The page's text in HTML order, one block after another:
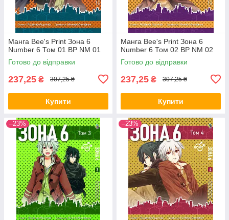
Манга Bee's Print Зона 6
Number 6 Том 01 ВР NM 01
Готово до відправки
237,25 ₴ 307,25 ₴
Купити
Манга Bee's Print Зона 6
Number 6 Том 02 ВР NM 02
Готово до відправки
237,25 ₴ 307,25 ₴
Купити
–23% –23%